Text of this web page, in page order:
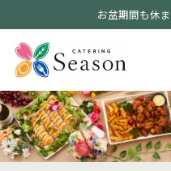
お盆期間も休